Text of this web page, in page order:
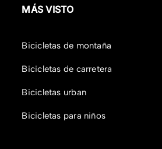
MÁS VISTO
Bicicletas de montaña
Bicicletas de carretera
Bicicletas urban
Bicicletas para niños